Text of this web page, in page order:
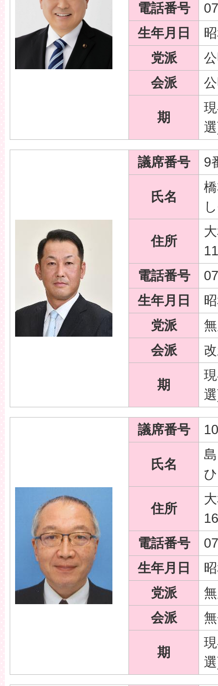
電話番号
生年月日
党派
会派
期
議席番号 9
氏名
住所
11
電話番号
生年月日
党派
会派
期
議席番号
氏名
住所
電話番号
生年月日
党派
会派
期